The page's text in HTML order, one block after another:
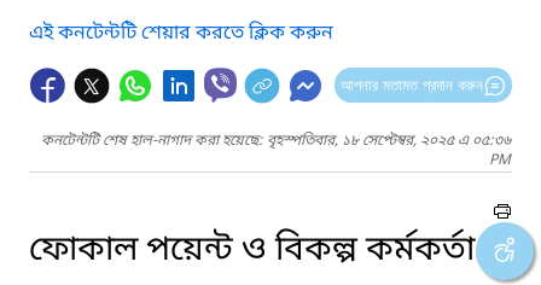
এই কনটেন্টটি শেয়ার করতে ক্লিক করুন
আপনার মতামত প্রদান করুন
কনটেন্টটি শেষ হাল-নাগাদ করা হয়েছে: বৃহস্পতিবার, ১৮ সেপ্টেম্বর, ২০২৫ এ ০৫:৩৬
PM
ফোকাল পয়েন্ট ও বিকল্প কর্মকর্তা